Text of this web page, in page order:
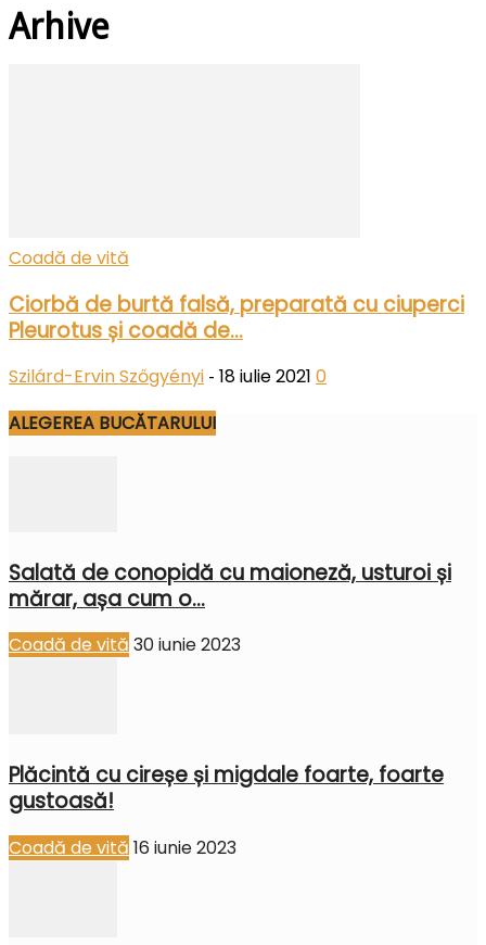
Arhive
Coadă de vită
Ciorbă de burtă falsă, preparată cu ciuperci
Pleurotus și coadă de...
Szilárd-Ervin Szőgyényi - 18 iulie 2021 0
ALEGEREA BUCĂTARULUI
Salată de conopidă cu maioneză, usturoi și
mărar, așa cum o...
Coadă de vită 30 iunie 2023
Plăcintă cu cireșe și migdale foarte, foarte
gustoasă!
Coadă de vită 16 iunie 2023